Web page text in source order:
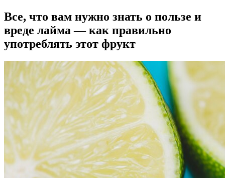
Все, что вам нужно знать о пользе и
вреде лайма — как правильно
употреблять этот фрукт